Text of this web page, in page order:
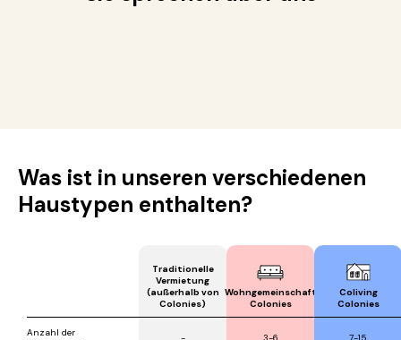
Was ist in unseren verschiedenen
Haustypen enthalten?
Traditionelle
Vermietung
(außerhalb von
Colonies)
Wohngemeinschaft
Colonies
Coliving
Colonies
Anzahl der